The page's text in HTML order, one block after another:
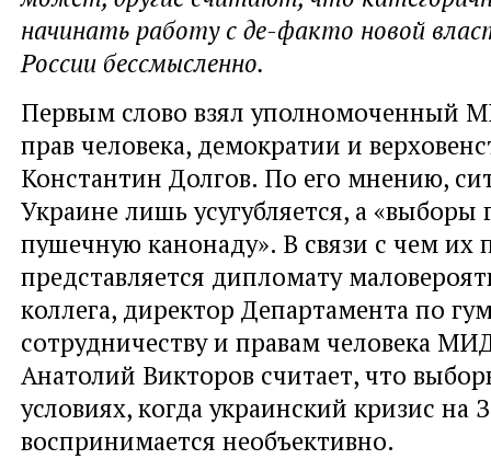
начинать работу с де-факто новой
России бессмысленно.
Первым слово взял уполномоченный
прав человека, демократии и
Константин Долгов. По его мнению,
Украине лишь усугубляется, а «выборы
пушечную канонаду». В связи с чем их
представляется дипломату
коллега, директор Департамента по
сотрудничеству и правам человека
Анатолий Викторов считает, что
условиях, когда украинский кризис на
воспринимается необъективно.